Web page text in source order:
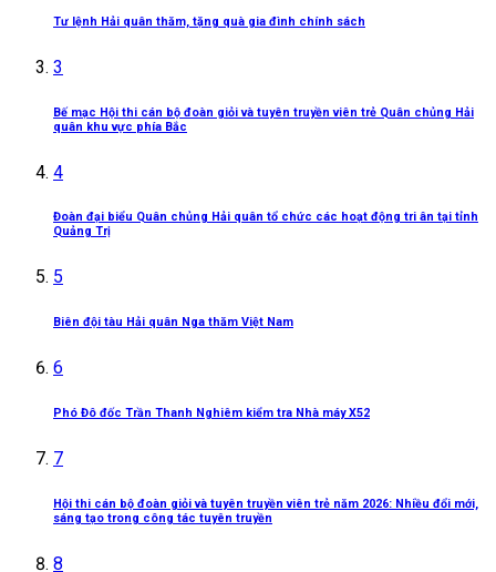
Tư lệnh Hải quân thăm, tặng quà gia đình chính sách
3
Bế mạc Hội thi cán bộ đoàn giỏi và tuyên truyền viên trẻ Quân chủng Hải
quân khu vực phía Bắc
4
Đoàn đại biểu Quân chủng Hải quân tổ chức các hoạt động tri ân tại tỉnh
Quảng Trị
5
Biên đội tàu Hải quân Nga thăm Việt Nam
6
Phó Đô đốc Trần Thanh Nghiêm kiểm tra Nhà máy X52
7
Hội thi cán bộ đoàn giỏi và tuyên truyền viên trẻ năm 2026: Nhiều đổi mới,
sáng tạo trong công tác tuyên truyền
8